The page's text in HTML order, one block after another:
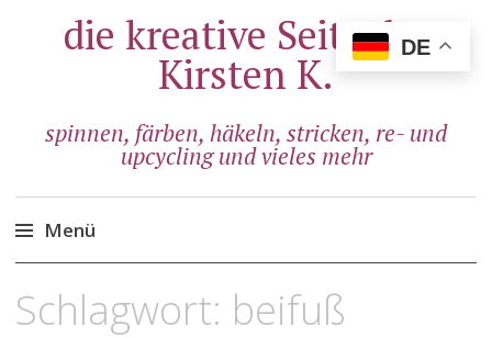
die kreative Seite der
Kirsten K.
spinnen, färben, häkeln, stricken, re- und
upcycling und vieles mehr
Menü
Inhalt
Schlagwort: beifuß
DE